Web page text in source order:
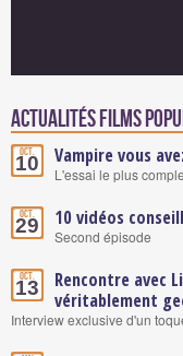
Actualités Films
Oct.
10 Vampire vous
L'essai le plus
Oct.
29 10 vidéos
Second épisode
Oct.
13
Rencontre avec
véritablement
Interview exclusive d'un